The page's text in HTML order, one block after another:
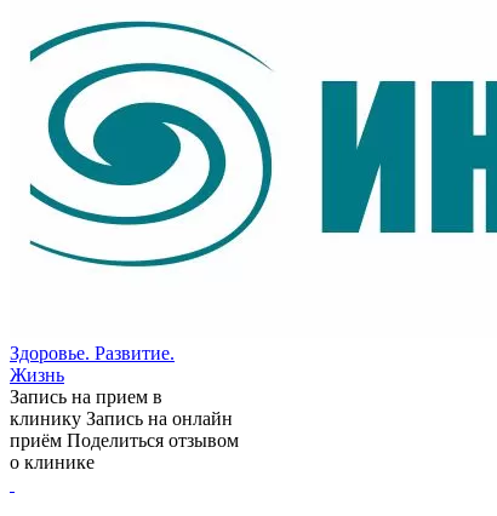
Здоровье. Развитие.
Жизнь
Запись на прием в
клинику Запись на онлайн
приём Поделиться отзывом
о клинике